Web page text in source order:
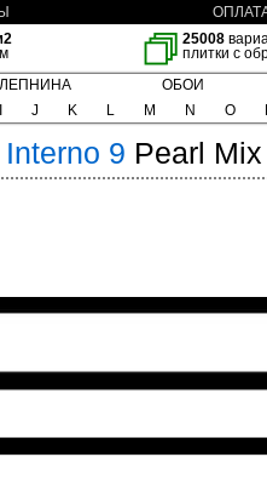
25008
плитки с
ЛЕПНИНА ОБОИ
J K L M N O
Interno 9 Pearl